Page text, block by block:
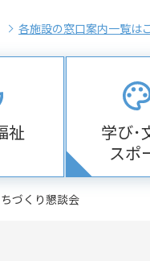
各施設の窓口案内一覧は
祉
学び･
スポ
づくり懇談会